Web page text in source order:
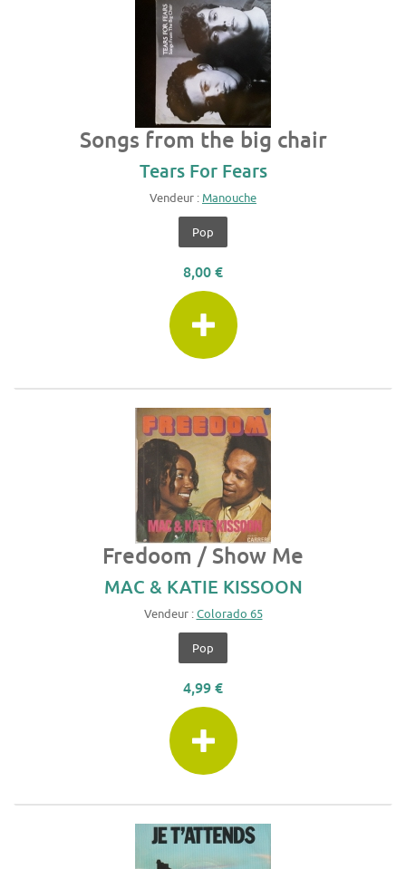
Songs from the big chair
Tears For Fears
Vendeur : Manouche
Pop
8,00 €
Fredoom / Show Me
MAC & KATIE KISSOON
Vendeur :Colorado 65
Pop
4,99 €